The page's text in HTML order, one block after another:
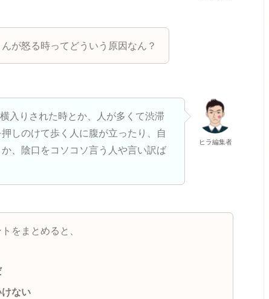
が怒る時ってどういう原因なん？
入りされた時とか、人が多くて渋滞
しのけて歩く人に腹が立ったり、自
、陰口をコソコソ言う人や言い訳ば
ヒラ編集者
をまとめると、
ない